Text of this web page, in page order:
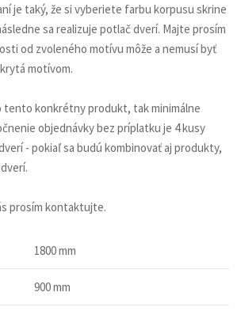
je taký, že si vyberiete farbu korpusu skrine
sa realizuje potlač dverí. Majte prosím
od zvoleného motívu môže a nemusí byť
motívom.
tento konkrétny produkt, tak minimálne
objednávky bez príplatku je 4 kusy
- pokiaľ sa budú kombinovať aj produkty,
prosím kontaktujte.
1800 mm
900 mm